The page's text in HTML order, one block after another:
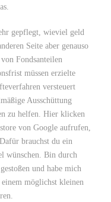
gepflegt, wieviel geld
Seite aber genauso
Fondsanteilen
müssen erzielte
versteuert
Ausschüttung
zu helfen. Hier klicken
von Google aufrufen,
brauchst du ein
wünschen. Bin durch
und habe mich
möglichst kleinen